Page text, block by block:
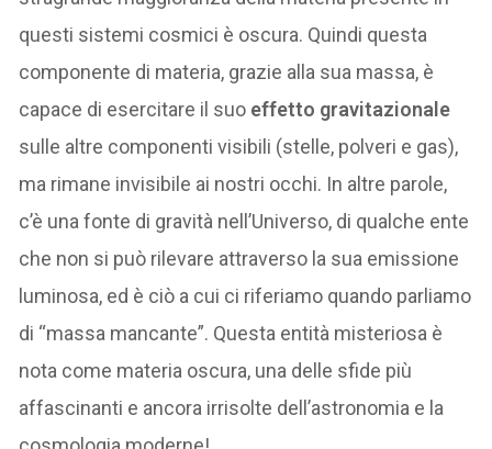
questi sistemi cosmici è oscura. Quindi questa
componente di materia, grazie alla sua massa, è
capace di esercitare il suo effetto gravitazionale
sulle altre componenti visibili (stelle, polveri e gas),
ma rimane invisibile ai nostri occhi. In altre parole,
c’è una fonte di gravità nell’Universo, di qualche ente
che non si può rilevare attraverso la sua emissione
luminosa, ed è ciò a cui ci riferiamo quando parliamo
di “massa mancante”. Questa entità misteriosa è
nota come materia oscura, una delle sfide più
affascinanti e ancora irrisolte dell’astronomia e la